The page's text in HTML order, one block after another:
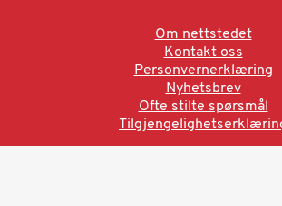
Om nettstedet
Kontakt oss
Personvernerklæring
Nyhetsbrev
Ofte stilte spørsmål